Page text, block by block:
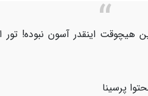
اینقدر آسون نبوده! تور
پرسینا